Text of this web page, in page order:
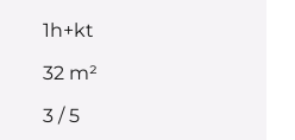
1h+kt
32 m²
3 / 5